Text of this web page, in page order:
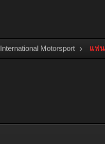
International Motorsport แฟน